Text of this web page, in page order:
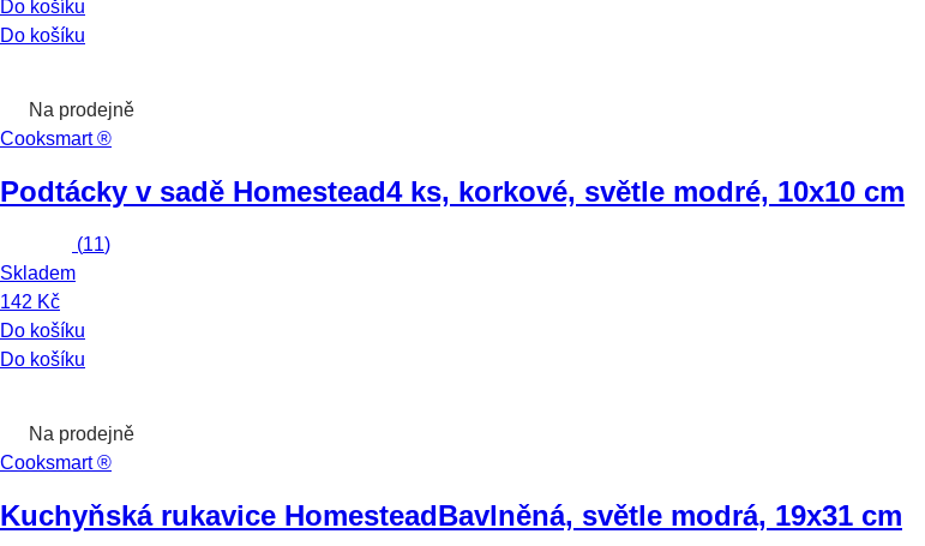
Do košíku
Do košíku
Na prodejně
Cooksmart ®
Podtácky v sadě Homestead4 ks, korkové, světle modré, 10x10 cm
(11)
Skladem
142 Kč
Do košíku
Do košíku
Na prodejně
Cooksmart ®
Kuchyňská rukavice HomesteadBavlněná, světle modrá, 19x31 cm